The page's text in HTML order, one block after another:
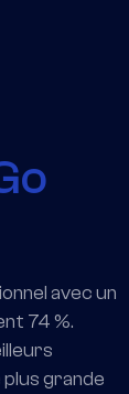
avec un
74 %.
grande